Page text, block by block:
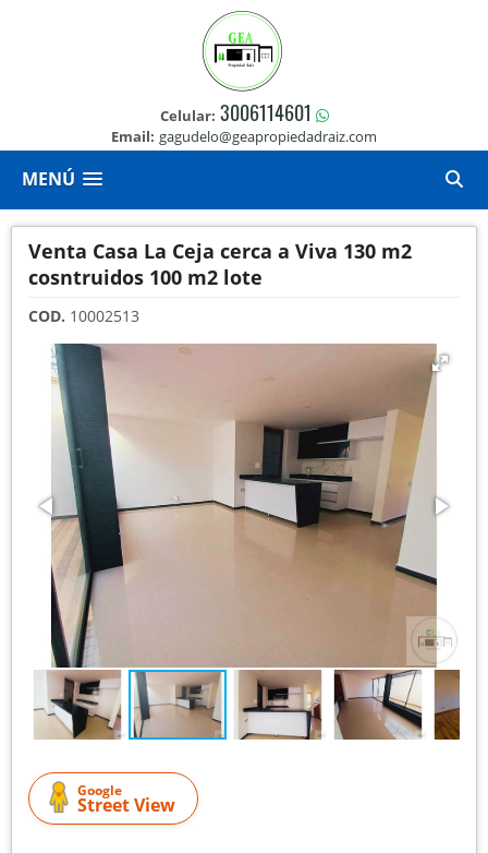
Celular: 3006114601
Email: gagudelo@geapropiedadraiz.com
MENÚ
Venta Casa La Ceja cerca a Viva 130 m2
cosntruidos 100 m2 lote
COD. 10002513
Google
Street View